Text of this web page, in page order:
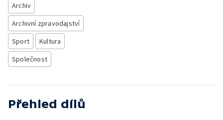
Archiv
Archivní zpravodajství
Sport
Kultura
Společnost
Přehled dílů